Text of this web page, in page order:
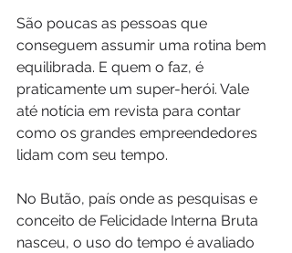
São poucas as pessoas que
conseguem assumir uma rotina bem
equilibrada. E quem o faz, é
praticamente um super-herói. Vale
até notícia em revista para contar
como os grandes empreendedores
lidam com seu tempo.
No Butão, país onde as pesquisas e
conceito de Felicidade Interna Bruta
nasceu, o uso do tempo é avaliado